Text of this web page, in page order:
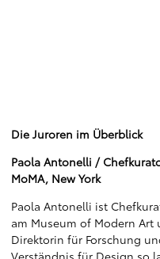
Die Juroren im Überblick
Paola Antonelli /
MoMA, New York
Paola Antonelli ist
am Museum of Modern
Direktorin für Forschung
Verständnis für Design so